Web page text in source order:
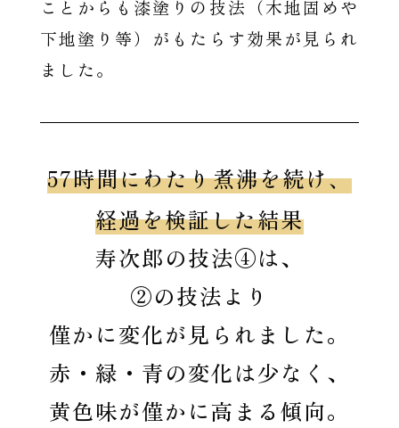
ことからも漆塗りの技法（木地固めや
下地塗り等）がもたらす効果が見られ
ました。
57時間にわたり煮沸を続け、
経過を検証した結果
寿次郎の技法④は、
②の技法より
僅かに変化が見られました。
赤・緑・青の変化は少なく、
黄色味が僅かに高まる傾向。